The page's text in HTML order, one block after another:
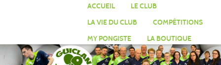
ACCUEIL
LE CLUB
LA VIE DU CLUB
COMPÉTITIONS
MY PONGISTE
LA BOUTIQUE
Panneau de gestion des cookies